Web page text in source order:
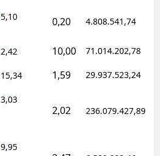
5,10 0,20 4.808.541,74
2,42 10,00 71.014.202,78
15,34 1,59 29.937.523,24
3,03
2,02 236.079.427,89
9,95